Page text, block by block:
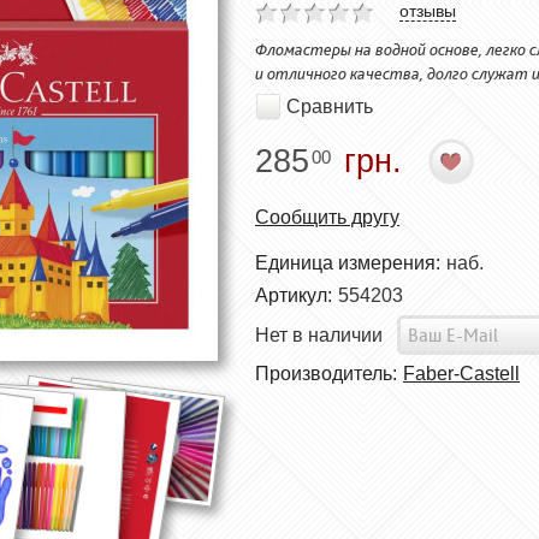
отзывы
Фломастеры на водной основе,
и отличного качества, долго
Сравнить
28500 грн.
Сообщить другу
Единица измерения: наб.
Артикул: 554203
Нет в наличии
Производитель: Faber-Castell